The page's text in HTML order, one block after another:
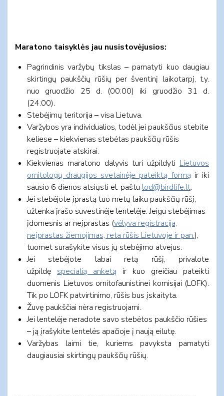
Maratono taisyklės jau nusistovėjusios:
Pagrindinis varžybų tikslas – pamatyti kuo daugiau
skirtingų paukščių rūšių per šventinį laikotarpį, t.y.
nuo gruodžio 25 d. (00:00) iki gruodžio 31 d.
(24:00).
Stebėjimų teritorija – visa Lietuva.
Varžybos yra individualios, todėl jei paukščius stebite
keliese – kiekvienas stebėtas paukščių rūšis
registruojate atskirai.
Kiekvienas maratono dalyvis turi užpildyti Lietuvos
ornitologų draugijos svetainėje pateiktą formą ir iki
sausio 6 dienos atsiųsti el. paštu lod@birdlife.lt.
Jei stebėjote įprastą tuo metų laiku paukščių rūšį,
užtenka įrašo suvestinėje lentelėje. Jeigu stebėjimas
įdomesnis ar neįprastas (vėlyva registracija,
neįprastas žiemojimas, reta rūšis Lietuvoje ir pan.),
tuomet surašykite visus jų stebėjimo atvejus.
Jei stebėjote labai retą rūšį, privalote
užpildę specialią anketą ir kuo greičiau pateikti
duomenis Lietuvos ornitofaunistinei komisijai (LOFK).
Tik po LOFK patvirtinimo, rūšis bus įskaityta.
Žuvę paukščiai nėra registruojami.
Jei lentelėje neradote savo stebėtos paukščio rūšies
– ją įrašykite lentelės apačioje į naują eilutę.
Varžybas laimi tie, kuriems pavyksta pamatyti
daugiausiai skirtingų paukščių rūšių.